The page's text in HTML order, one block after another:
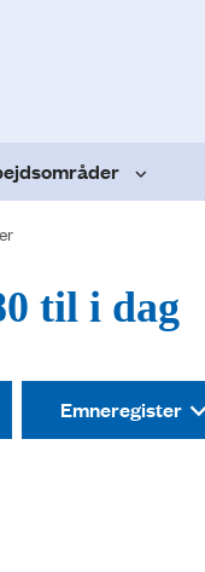
til i dag
Emneregister